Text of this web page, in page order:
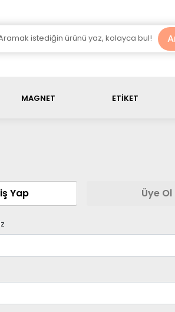
MAGNET ETİKET
Yap Üye Ol